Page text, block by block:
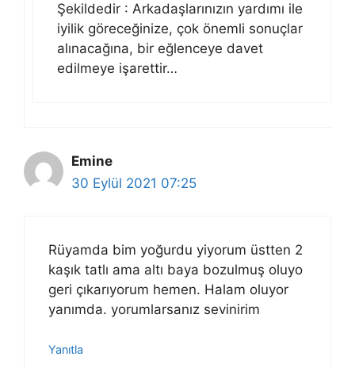
Şekildedir : Arkadaşlarınızın yardımı ile
iyilik göreceğinize, çok önemli sonuçlar
alınacağına, bir eğlenceye davet
edilmeye işarettir…
Emine
30 Eylül 2021 07:25
Rüyamda bim yoğurdu yiyorum üstten 2
kaşık tatlı ama altı baya bozulmuş oluyo
geri çıkarıyorum hemen. Halam oluyor
yanımda. yorumlarsanız sevinirim
Yanıtla